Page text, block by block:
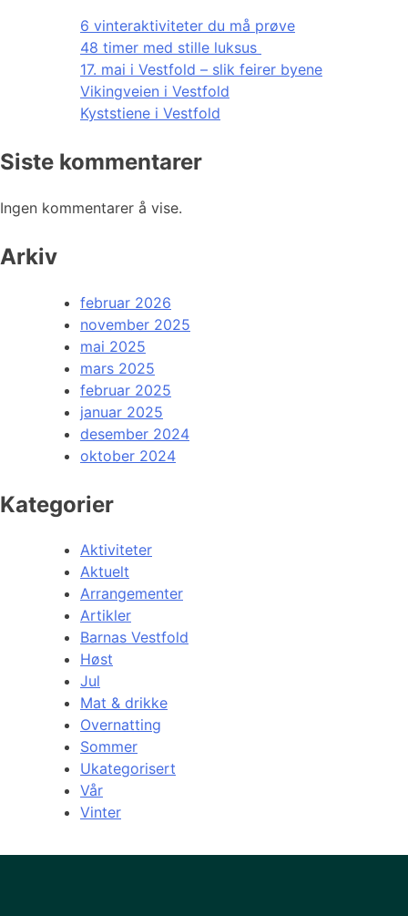
6 vinteraktiviteter du må prøve
48 timer med stille luksus
17. mai i Vestfold – slik feirer byene
Vikingveien i Vestfold
Kyststiene i Vestfold
Siste kommentarer
Ingen kommentarer å vise.
Arkiv
februar 2026
november 2025
mai 2025
mars 2025
februar 2025
januar 2025
desember 2024
oktober 2024
Kategorier
Aktiviteter
Aktuelt
Arrangementer
Artikler
Barnas Vestfold
Høst
Jul
Mat & drikke
Overnatting
Sommer
Ukategorisert
Vår
Vinter